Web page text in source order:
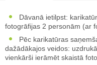
Dāvanā ietilpst:
fotogrāfijas 2 personām (ar
Pēc karikatūras
dažādākajos veidos:
vienkārši ierāmēt skaistā